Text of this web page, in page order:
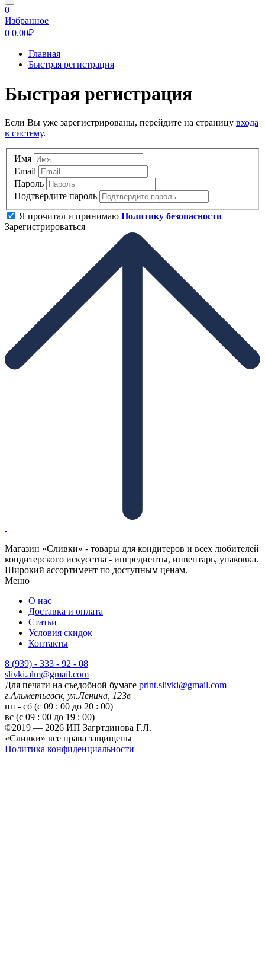
0
Избранное
0 0.00₽
Главная
Быстрая регистрация
Быстрая регистрация
Если Вы уже зарегистрированы, перейдите на страницу входа
в систему.
Имя
Email
Пароль
Подтвердите пароль
Я прочитал и принимаю Политику безопасности
Зарегистрироваться
Магазин «Сливки» - товары для кондитеров и всех любителей
кондитерского искусства - ингредиенты, инвентарь, упаковка.
Широкий ассортимент по доступным ценам.
Меню
О нас
Доставка и оплата
Статьи
Условия скидок
Контакты
8 (939) - 333 - 92 - 08
slivki.alm@gmail.com
Для печати на съедобной бумаге print.slivki@gmail.com
г.Альметьевск, ул.Ленина, 123в
пн - сб (с 09 : 00 до 20 : 00)
вс (с 09 : 00 до 19 : 00)
©2019 — 2026 ИП Загртдинова Г.Л.
«Сливки» все права защищены
Политика конфиденциальности